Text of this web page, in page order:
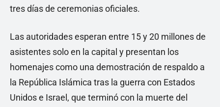
tres días de ceremonias oficiales.
Las autoridades esperan entre 15 y 20 millones de
asistentes solo en la capital y presentan los
homenajes como una demostración de respaldo a
la República Islámica tras la guerra con Estados
Unidos e Israel, que terminó con la muerte del